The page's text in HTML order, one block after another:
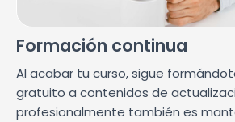
Formación continua
Al acabar tu curso, sigue
gratuito a contenidos de
profesionalmente también es